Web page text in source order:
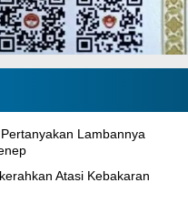
Lambannya
Atasi Kebakaran